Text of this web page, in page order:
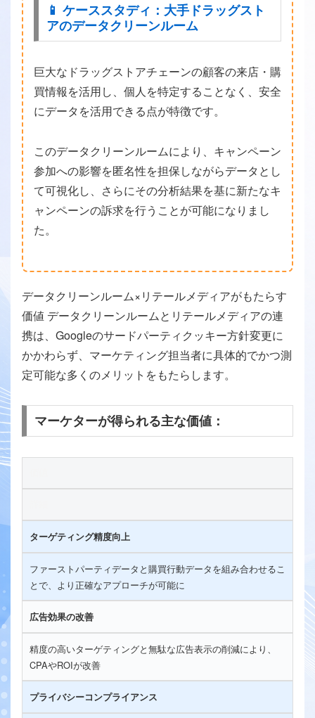
📱 ケーススタディ：大手ドラッグスト
アのデータクリーンルーム
巨大なドラッグストアチェーンの顧客の来店・購
買情報を活用し、個人を特定することなく、安全
にデータを活用できる点が特徴です。
このデータクリーンルームにより、キャンペーン
参加への影響を匿名性を担保しながらデータとし
て可視化し、さらにその分析結果を基に新たなキ
ャンペーンの訴求を行うことが可能になりまし
た。
データクリーンルーム×リテールメディアがもたらす
価値 データクリーンルームとリテールメディアの連
携は、Googleのサードパーティクッキー方針変更に
かかわらず、マーケティング担当者に具体的でかつ測
定可能な多くのメリットをもたらします。
マーケターが得られる主な価値：
ターゲティング精度向上
ファーストパーティデータと購買行動データを組み合わせるこ
とで、より正確なアプローチが可能に
広告効果の改善
精度の高いターゲティングと無駄な広告表示の削減により、
CPAやROIが改善
プライバシーコンプライアンス